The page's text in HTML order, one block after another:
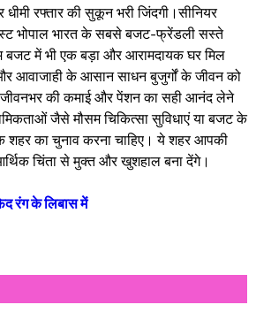
धीमी रफ्तार की सुकून भरी जिंदगी।सीनियर
भोपाल भारत के सबसे बजट-फ्रेंडली सस्ते
में भी एक बड़ा और आरामदायक घर मिल
आवाजाही के आसान साधन बुजुर्गों के जीवन को
की कमाई और पेंशन का सही आनंद लेने
जैसे मौसम चिकित्सा सुविधाएं या बजट के
शहर का चुनाव करना चाहिए। ये शहर आपकी
चिंता से मुक्त और खुशहाल बना देंगे।
रंग के लिबास में